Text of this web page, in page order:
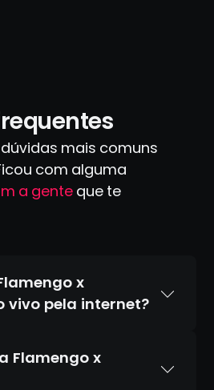
mais comuns
com alguma
a gente que te
x
vivo pela internet?
Flamengo x